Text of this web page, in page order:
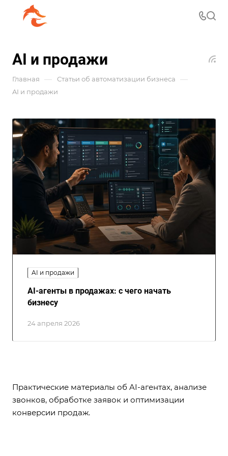
AI и продажи
Главная — Статьи об автоматизации бизнеса —
AI и продажи
AI и продажи
24 апреля 2026
AI-агенты в продажах: с чего начать
бизнесу
Практические материалы об AI-агентах, анализе
звонков, обработке заявок и оптимизации
конверсии продаж.